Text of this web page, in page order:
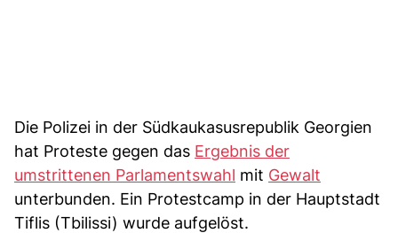
Die Polizei in der Südkaukasusrepublik Georgien
hat Proteste gegen das Ergebnis der
umstrittenen Parlamentswahl mit Gewalt
unterbunden. Ein Protestcamp in der Hauptstadt
Tiflis (Tbilissi) wurde aufgelöst.